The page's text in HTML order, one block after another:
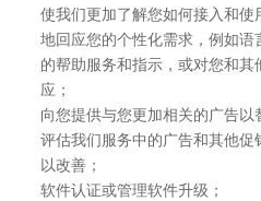
使我们更加了解您如何接入和
地回应您的个性化需求，例如
的帮助服务和指示，或对您和其
应；
向您提供与您更加相关的广告以
评估我们服务中的广告和其他
以改善；
软件认证或管理软件升级；